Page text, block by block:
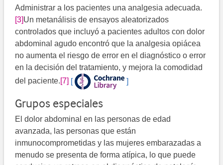
Administrar a los pacientes una analgesia adecuada.
[3]Un metanálisis de ensayos aleatorizados
controlados que incluyó a pacientes adultos con dolor
abdominal agudo encontró que la analgesia opiácea
no aumenta el riesgo de error en el diagnóstico o error
en la decisión del tratamiento, y mejora la comodidad
del paciente. [7] [ ]
Grupos especiales
El dolor abdominal en las personas de edad
avanzada, las personas que están
inmunocomprometidas y las mujeres embarazadas a
menudo se presenta de forma atípica, lo que puede